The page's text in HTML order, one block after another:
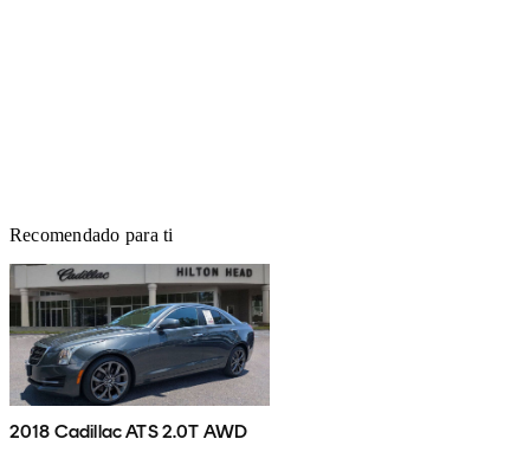
Recomendado para ti
2018 Cadillac ATS 2.0T AWD